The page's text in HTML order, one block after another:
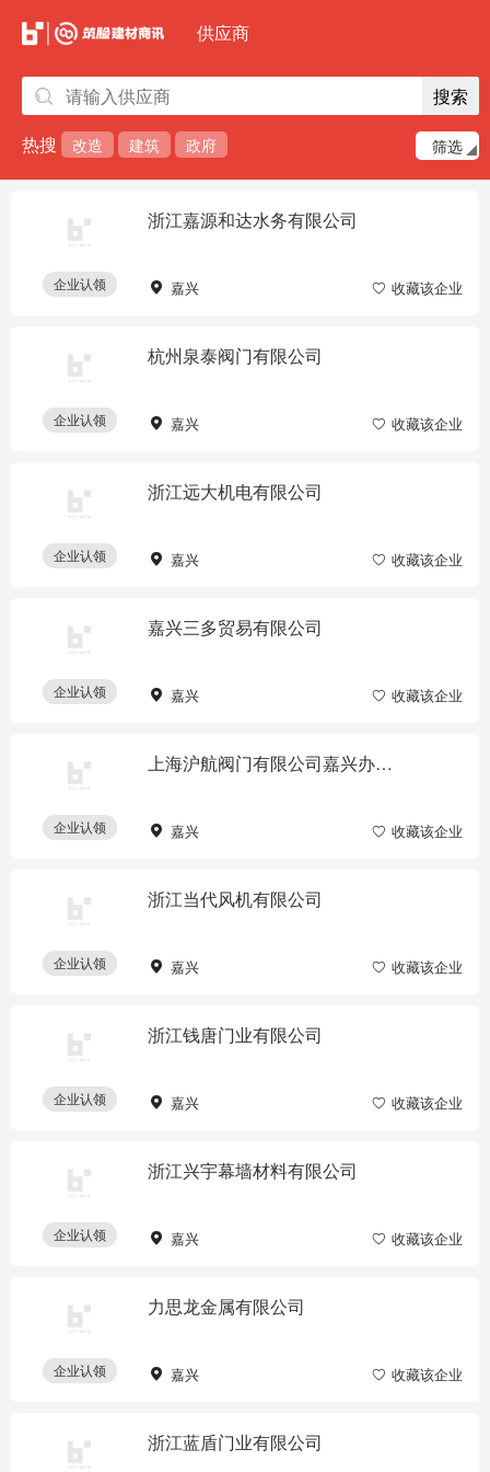
供应商
搜索
热搜
改造 建筑 政府 筛选
企业认领
浙江嘉源和达水务有限公司
嘉兴 收藏该企业
企业认领
杭州泉泰阀门有限公司
嘉兴 收藏该企业
企业认领
浙江远大机电有限公司
嘉兴 收藏该企业
企业认领
嘉兴三多贸易有限公司
嘉兴 收藏该企业
企业认领
上海沪航阀门有限公司嘉兴办事处
嘉兴 收藏该企业
企业认领
浙江当代风机有限公司
嘉兴 收藏该企业
企业认领
浙江钱唐门业有限公司
嘉兴 收藏该企业
企业认领
浙江兴宇幕墙材料有限公司
嘉兴 收藏该企业
企业认领
力思龙金属有限公司
嘉兴 收藏该企业
浙江蓝盾门业有限公司